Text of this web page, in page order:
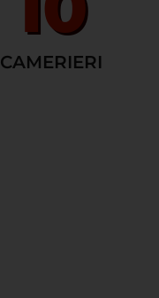
CAMERIERI